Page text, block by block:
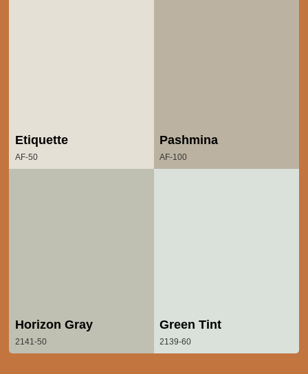
Etiquette
AF-50
Pashmina
AF-100
Horizon Gray
2141-50
Green Tint
2139-60